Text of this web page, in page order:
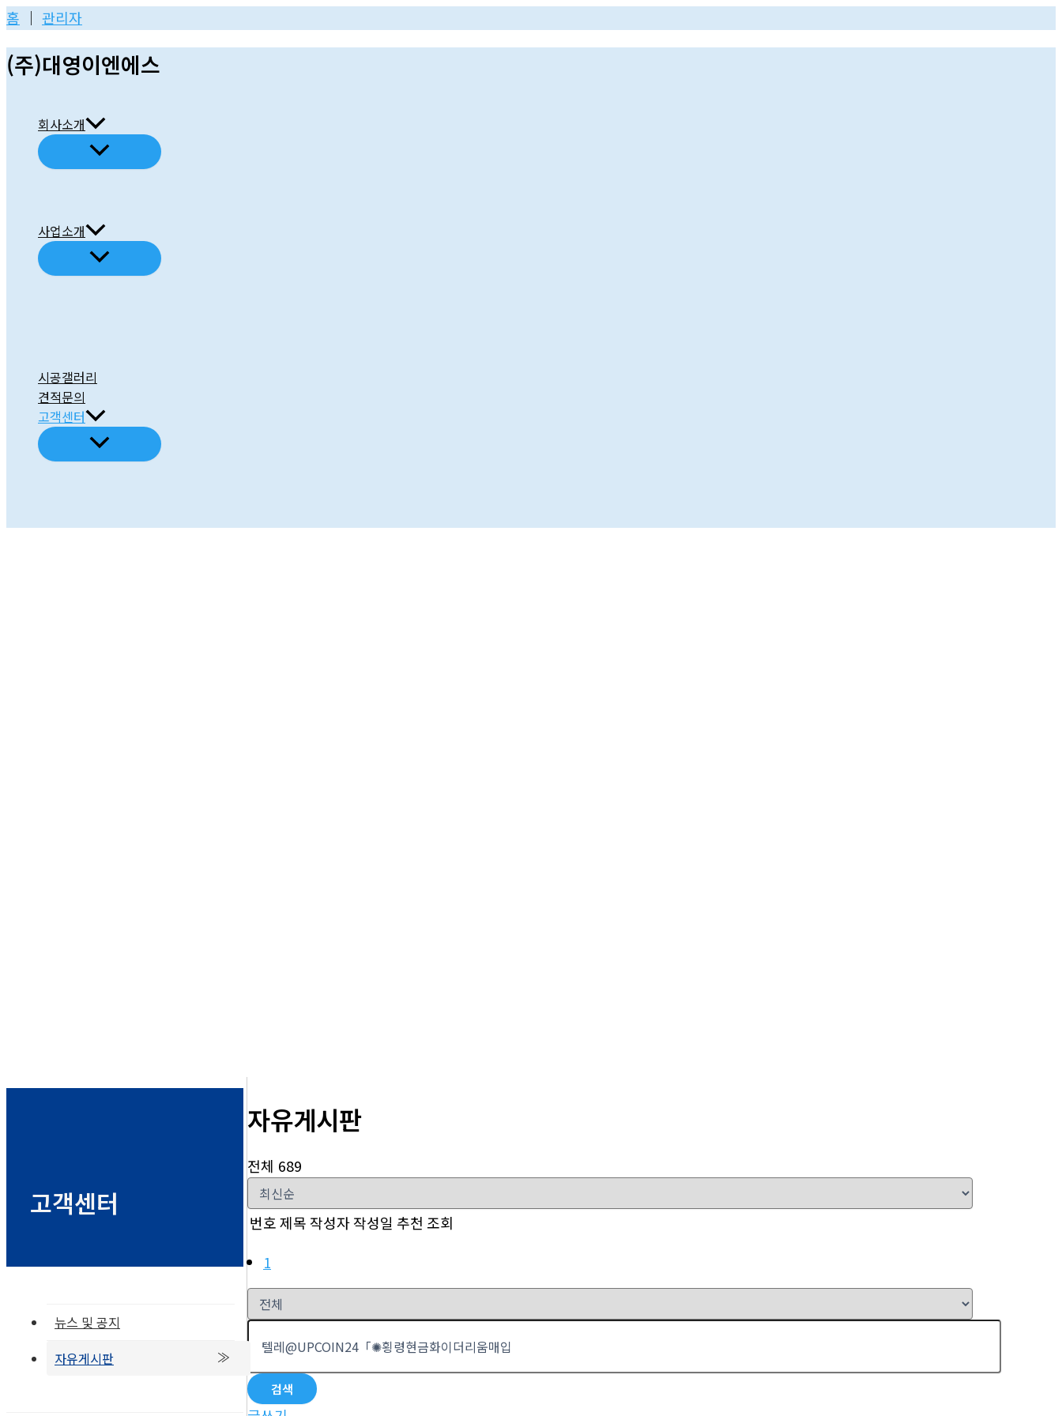
콘
츠
홈 │ 관리자
(주)대영이엔에스
회사소개
사업소개
시공갤러리
견적문의
고객센터
고객센터
뉴스 및 공지
자유게시판
자유게시판
전체 689
번호제목 작성자작성일 추천 조회
1
검색